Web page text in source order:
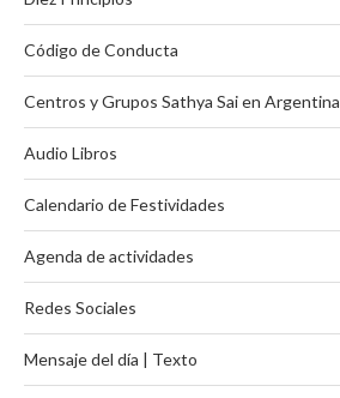
Código de Conducta
Centros y Grupos Sathya Sai en Argentina
Audio Libros
Calendario de Festividades
Agenda de actividades
Redes Sociales
Mensaje del día | Texto